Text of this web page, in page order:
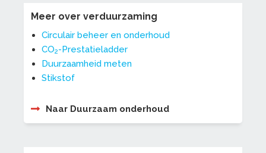
Meer over verduurzaming
Circulair beheer en onderhoud
CO2-Prestatieladder
Duurzaamheid meten
Stikstof
Naar Duurzaam onderhoud